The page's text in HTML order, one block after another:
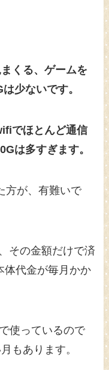
くる、ゲームを
少ないです。
でほとんど通信
は多すぎます。
方が、有難いで
その金額だけで済
体代金が毎月かか
使っているので
もあります。